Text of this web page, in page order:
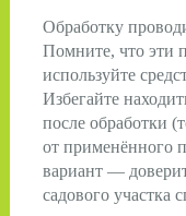
Обработку
Помните, что эти
используйте
Избегайте
после обработки
от применённого
вариант —
садового участка